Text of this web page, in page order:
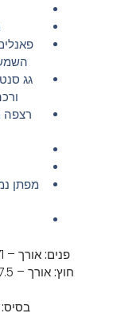
רצפה
מפתן
פנים:אורך – 171 ס"מ,
חוץ:אורך – 177.5 ס"מ,